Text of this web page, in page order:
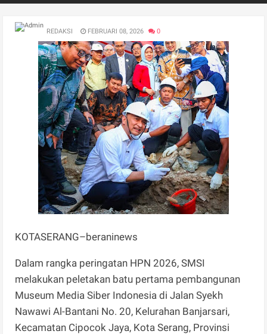
REDAKSI FEBRUARI 08, 2026 0
KOTASERANG–beraninews
Dalam rangka peringatan HPN 2026, SMSI
melakukan peletakan batu pertama pembangunan
Museum Media Siber Indonesia di Jalan Syekh
Nawawi Al-Bantani No. 20, Kelurahan Banjarsari,
Kecamatan Cipocok Jaya, Kota Serang, Provinsi